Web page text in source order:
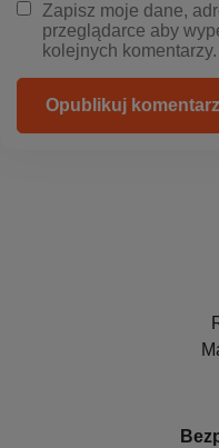
Zapisz moje dane,
przeglądarce aby
kolejnych komentarzy.
Opublikuj komentarz